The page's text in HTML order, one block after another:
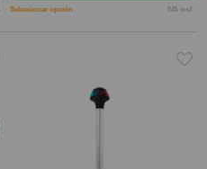
Seleccionar opción IVA incl.